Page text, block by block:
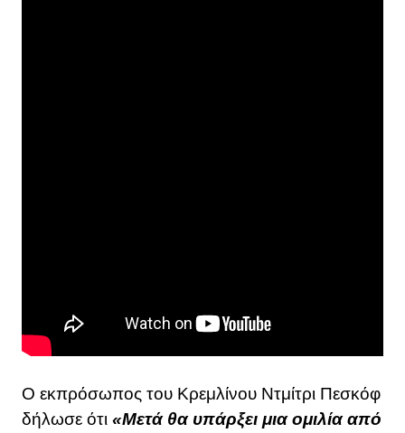
Ο εκπρόσωπος του Κρεμλίνου Ντμίτρι Πεσκόφ
δήλωσε ότι «Μετά θα υπάρξει μια ομιλία από